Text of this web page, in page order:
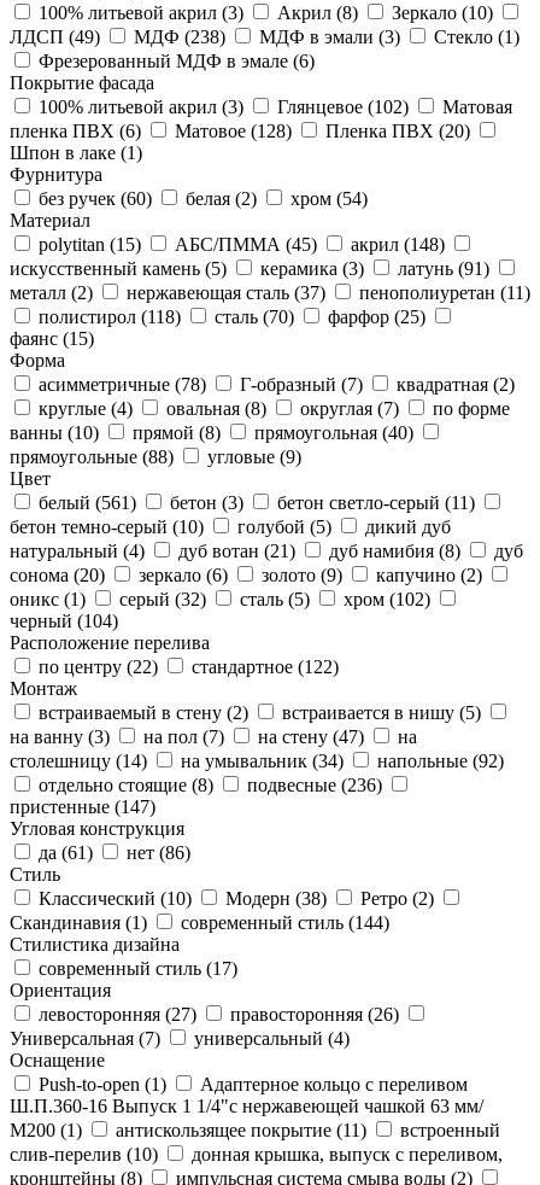
100% литьевой акрил (3) Акрил (8) Зеркало (10)
ЛДСП (49) МДФ (238) МДФ в эмали (3) Стекло (1)
Фрезерованный МДФ в эмале (6)
Покрытие фасада
100% литьевой акрил (3) Глянцевое (102)
Матовая
пленка ПВХ (6) Матовое (128) Пленка ПВХ (20)
Шпон в лаке (1)
Фурнитура
без ручек (60) белая (2) хром (54)
Материал
polytitan (15) АБС/ПММА (45) акрил (148)
искусственный камень (5) керамика (3) латунь (91)
металл (2) нержавеющая сталь (37) пенополиуретан (11)
полистирол (118) сталь (70) фарфор (25)
фаянс (15)
Форма
асимметричные (78) Г-образный (7) квадратная (2)
круглые (4) овальная (8) округлая (7)
по форме
ванны (10) прямой (8) прямоугольная (40)
прямоугольные (88) угловые (9)
Цвет
белый (561) бетон (3) бетон светло-серый (11)
бетон темно-серый (10) голубой (5)
дикий дуб
натуральный (4) дуб вотан (21) дуб намибия (8)
дуб
сонома (20) зеркало (6) золото (9) капучино (2)
оникс (1) серый (32) сталь (5) хром (102)
черный (104)
Расположение перелива
по центру (22) стандартное (122)
Монтаж
встраиваемый в стену (2) встраивается в нишу (5)
на ванну (3) на пол (7) на стену (47)
на
столешницу (14) на умывальник (34) напольные (92)
отдельно стоящие (8) подвесные (236)
пристенные (147)
Угловая конструкция
да (61) нет (86)
Стиль
Классический (10) Модерн (38) Ретро (2)
Скандинавия (1) современный стиль (144)
Стилистика дизайна
современный стиль (17)
Ориентация
левосторонняя (27) правосторонняя (26)
Универсальная (7) универсальный (4)
Оснащение
Push-to-open (1)
Адаптерное кольцо с переливом
Ш.П.360-16 Выпуск 1 1/4"с нержавеющей чашкой 63 мм/
М200 (1) антискользящее покрытие (11)
встроенный
слив-перелив (10)
донная крышка, выпуск с переливом,
кронштейны (8) импульсная система смыва воды (2)